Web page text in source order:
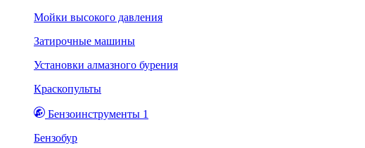
Мойки высокого давления
Затирочные машины
Установки алмазного бурения
Краскопульты
Бензоинструменты 1
Бензобур